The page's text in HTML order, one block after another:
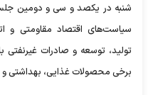
شنبه در یکصد و سی و دومین
سیاست‌های اقتصاد مقاومتی
تولید، توسعه و صادرات غیرنفتی
برخی محصولات غذایی، بهداشتی و